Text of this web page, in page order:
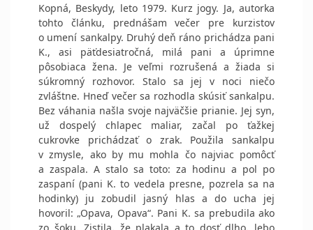
Kopná, Beskydy, leto 1979. Kurz jogy. Ja, autorka
tohto článku, prednášam večer pre kurzistov
o umení sankalpy. Druhý deň ráno prichádza pani
K., asi päťdesiatročná, milá pani a úprimne
pôsobiaca žena. Je veľmi rozrušená a žiada si
súkromný rozhovor. Stalo sa jej v noci niečo
zvláštne. Hneď večer sa rozhodla skúsiť sankalpu.
Bez váhania našla svoje najväčšie prianie. Jej syn,
už dospelý chlapec maliar, začal po ťažkej
cukrovke prichádzať o zrak. Použila sankalpu
v zmysle, ako by mu mohla čo najviac pomôcť
a zaspala. A stalo sa toto: za hodinu a pol po
zaspaní (pani K. to vedela presne, pozrela sa na
hodinky) ju zobudil jasný hlas a do ucha jej
hovoril: „Opava, Opava“. Pani K. sa prebudila ako